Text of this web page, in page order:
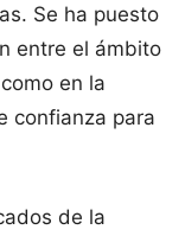
Se ha puesto
entre el ámbito
en la
confianza para
de la